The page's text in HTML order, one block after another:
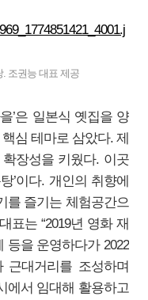
. 조권능 대표 제공
’은 일본식 옛집을 양
심 테마로 삼았다. 제
장성을 키웠다. 이곳
’이다. 개인의 취향에
를 즐기는 체험공간으
표는 “2019년 영화 재
등을 운영하다가 2022
근대거리를 조성하며
에서 임대해 활용하고